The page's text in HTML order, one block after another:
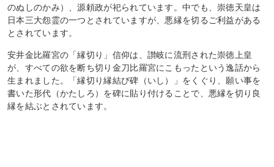
のぬしのかみ）、源頼政が祀られています。中でも、崇徳天皇は
日本三大怨霊の一つとされていますが、悪縁を切るご利益がある
とされています。
安井金比羅宮の「縁切り」信仰は、讃岐に流刑された崇徳上皇
が、すべての欲を断ち切り金刀比羅宮にこもったという逸話から
生まれました。「縁切り縁結び碑（いし）」をくぐり、願い事を
書いた形代（かたしろ）を碑に貼り付けることで、悪縁を切り良
縁を結ぶとされています。